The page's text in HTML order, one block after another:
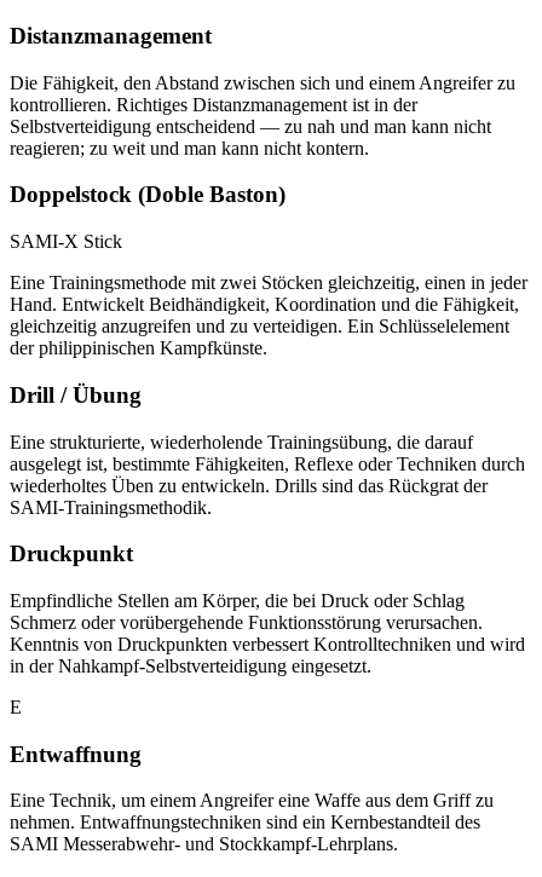
Distanzmanagement
Die Fähigkeit, den Abstand zwischen sich und einem Angreifer zu
kontrollieren. Richtiges Distanzmanagement ist in der
Selbstverteidigung entscheidend — zu nah und man kann nicht
reagieren; zu weit und man kann nicht kontern.
Doppelstock (Doble Baston)
SAMI-X Stick
Eine Trainingsmethode mit zwei Stöcken gleichzeitig, einen in jeder
Hand. Entwickelt Beidhändigkeit, Koordination und die Fähigkeit,
gleichzeitig anzugreifen und zu verteidigen. Ein Schlüsselelement
der philippinischen Kampfkünste.
Drill / Übung
Eine strukturierte, wiederholende Trainingsübung, die darauf
ausgelegt ist, bestimmte Fähigkeiten, Reflexe oder Techniken durch
wiederholtes Üben zu entwickeln. Drills sind das Rückgrat der
SAMI-Trainingsmethodik.
Druckpunkt
Empfindliche Stellen am Körper, die bei Druck oder Schlag
Schmerz oder vorübergehende Funktionsstörung verursachen.
Kenntnis von Druckpunkten verbessert Kontrolltechniken und wird
in der Nahkampf-Selbstverteidigung eingesetzt.
E
Entwaffnung
Eine Technik, um einem Angreifer eine Waffe aus dem Griff zu
nehmen. Entwaffnungstechniken sind ein Kernbestandteil des
SAMI Messerabwehr- und Stockkampf-Lehrplans.